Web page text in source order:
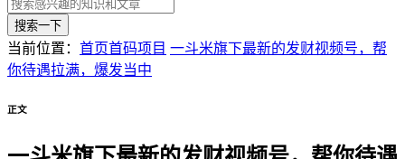
搜索一下
当前位置： 首页首码项目 一斗米旗下最新的发财视频号，帮
你待遇拉满，爆发当中
正文